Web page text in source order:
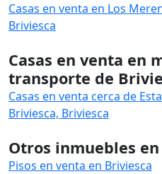
Casas en venta en Los
Briviesca
Casas en venta en
transporte de
Casas en venta cerca de
Briviesca, Briviesca
Otros inmuebles
Pisos en venta en Briviesca